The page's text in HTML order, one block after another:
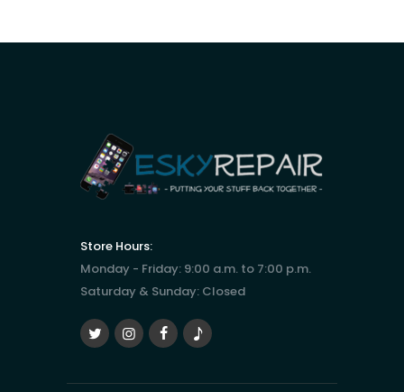
Store Hours:
Monday - Friday: 9:00 a.m. to 7:00 p.m.
Saturday & Sunday: Closed